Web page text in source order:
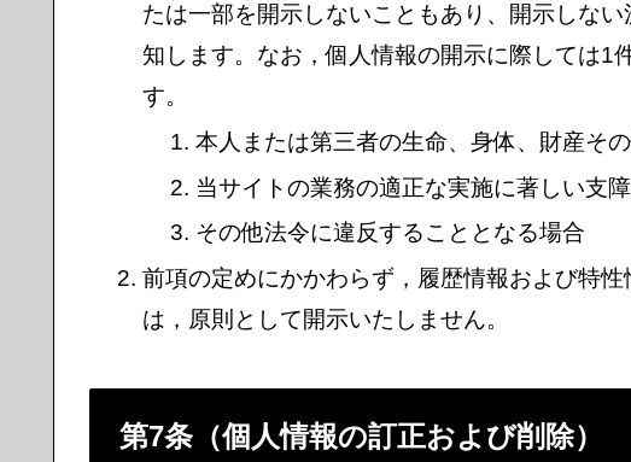
たは一部を開示しないこともあり、開示しな
知します。なお，個人情報の開示に際しては1
す。
本人または第三者の生命、身体、財産そ
当サイトの業務の適正な実施に著しい支
その他法令に違反することとなる場合
前項の定めにかかわらず，履歴情報および特
は，原則として開示いたしません。
第7条（個人情報の訂正および削除）